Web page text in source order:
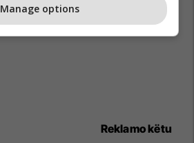
Reklamo këtu
Manage options